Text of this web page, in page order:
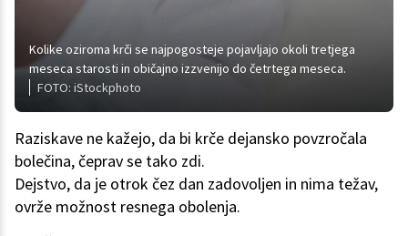
Kolike oziroma krči se najpogosteje pojavljajo okoli tretjega
meseca starosti in običajno izzvenijo do četrtega meseca.
FOTO: iStockphoto
Raziskave ne kažejo, da bi krče dejansko povzročala
bolečina, čeprav se tako zdi.
Dejstvo, da je otrok čez dan zadovoljen in nima težav,
ovrže možnost resnega obolenja.